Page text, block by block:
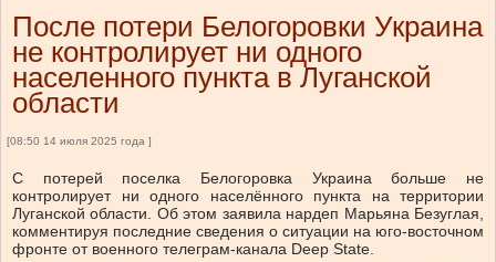
После потери Белогоровки Украина
не контролирует ни одного
населенного пункта в Луганской
области
[08:50 14 июля 2025 года ]
С потерей поселка Белогоровка Украина больше не
контролирует ни одного населённого пункта на территории
Луганской области. Об этом заявила нардеп Марьяна Безуглая,
комментируя последние сведения о ситуации на юго-восточном
фронте от военного телеграм-канала Deep State.